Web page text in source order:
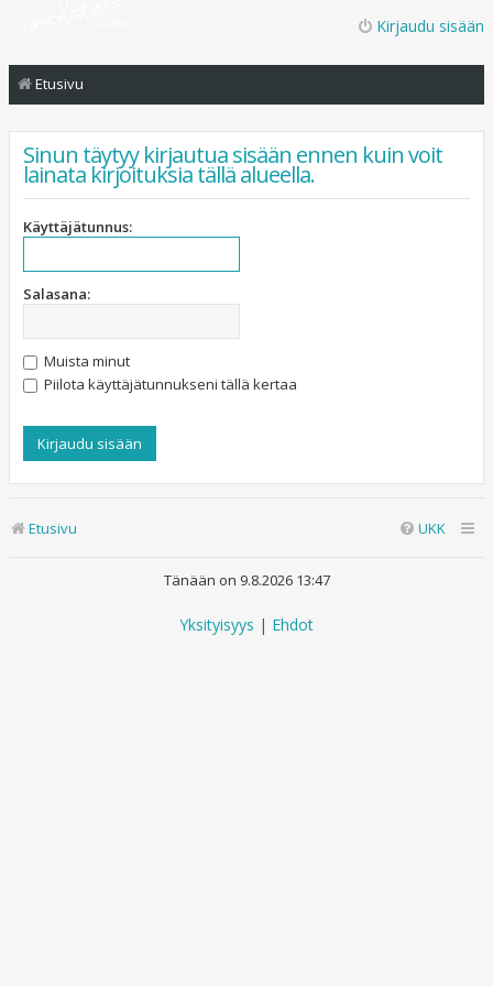
Kirjaudu sisään
Etusivu
Sinun täytyy kirjautua sisään ennen kuin voit
lainata kirjoituksia tällä alueella.
Käyttäjätunnus:
Salasana:
Muista minut
Piilota käyttäjätunnukseni tällä kertaa
Etusivu UKK
Tänään on 9.8.2026 13:47
Yksityisyys | Ehdot